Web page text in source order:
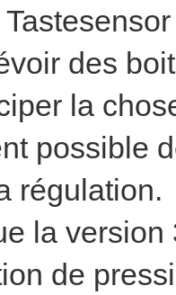
des
la
possible
régulation.
la
de